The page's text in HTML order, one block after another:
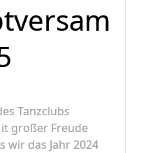
Tanzclubs
großer Freude
wir das Jahr 2024